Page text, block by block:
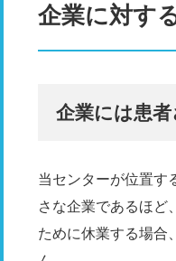
企業に対す
企業には患
当センターが位置す
さな企業であるほど
ために休業する場合